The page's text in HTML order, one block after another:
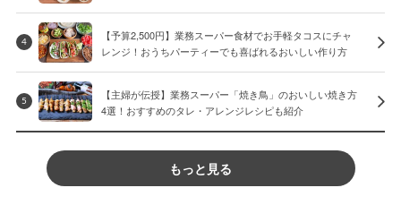
4
【予算2,500円】業務スーパー食材でお手軽タコスにチャ
レンジ！おうちパーティーでも喜ばれるおいしい作り方
5
【主婦が伝授】業務スーパー「焼き鳥」のおいしい焼き方
4選！おすすめのタレ・アレンジレシピも紹介
もっと見る